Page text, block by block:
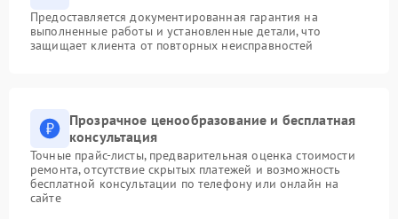
Предоставляется документированная гарантия на
выполненные работы и установленные детали, что
защищает клиента от повторных неисправностей
Прозрачное ценообразование и бесплатная
консультация
Точные прайс-листы, предварительная оценка стоимости
ремонта, отсутствие скрытых платежей и возможность
бесплатной консультации по телефону или онлайн на
сайте